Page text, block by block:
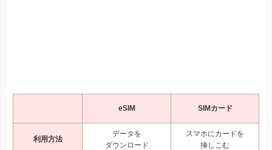
eSIM SIMカード
利用方法
データを
ダウンロード
スマホにカードを
挿しこむ